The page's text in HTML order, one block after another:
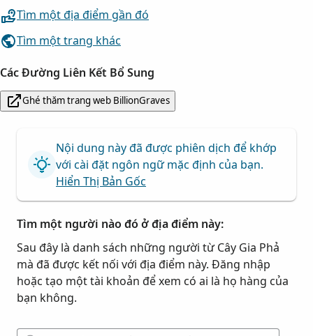
Tìm một địa điểm gần đó
Tìm một trang khác
Các Đường Liên Kết Bổ Sung
Ghé thăm trang web BillionGraves
Nội dung này đã được phiên dịch để khớp
với cài đặt ngôn ngữ mặc định của bạn.
Hiển Thị Bản Gốc
Tìm một người nào đó ở địa điểm này:
Sau đây là danh sách những người từ Cây Gia Phả
mà đã được kết nối với địa điểm này. Đăng nhập
hoặc tạo một tài khoản để xem có ai là họ hàng của
bạn không.